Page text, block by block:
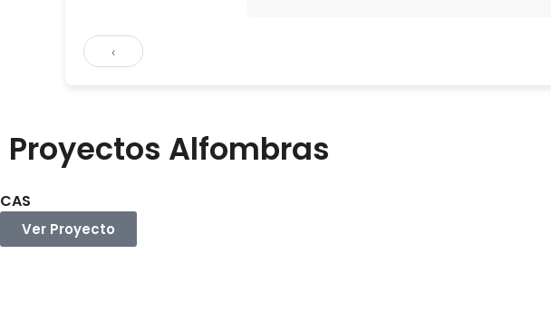
‹
Proyectos Alfombras
CAS
Ver Proyecto